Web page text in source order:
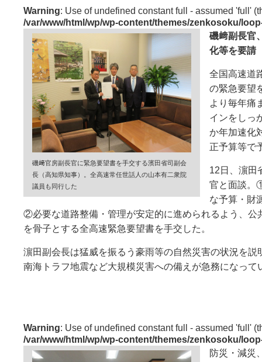
Warning: Use of undefined constant full - assumed 'full'
/var/www/html/wp/wp-content/themes/zenkosoku/
磯﨑官房副長官に緊急要望書を手交する濱田省司副会
長（高知県知事）。全高速常任世話人の山本有二衆院
議員も同行した
磯﨑副長官
化等を要請
全国高速道
の緊急要望
より毎年痛
インをしっ
か年加速化
正予算等で
12日、濵田
官と面談。
な予算・財
②必要な道路整備・管理が安定的に進められるよう、
を骨子とする全高速緊急要望書を手交した。
濵田副会長は猛威を振るう豪雨等の自然災害の状況を
南海トラフ地震など大規模災害への備えが急務になって
Warning: Use of undefined constant full - assumed 'full'
/var/www/html/wp/wp-content/themes/zenkosoku/
防災・減災